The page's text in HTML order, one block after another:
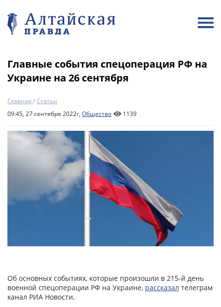
Главные события спецоперация РФ на
Украине на 26 сентября
Главная /Статьи
09:45, 27 сентября 2022г, Общество 1139
Об основных событиях, которые произошли в 215-й день
военной спецоперации РФ на Украине, рассказал телеграм
канал РИА Новости.